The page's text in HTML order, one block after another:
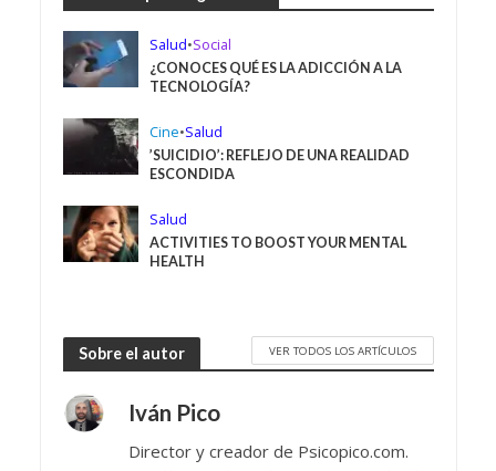
Salud•Social
¿CONOCES QUÉ ES LA ADICCIÓN A LA
TECNOLOGÍA?
Cine•Salud
’SUICIDIO’: REFLEJO DE UNA REALIDAD
ESCONDIDA
Salud
ACTIVITIES TO BOOST YOUR MENTAL
HEALTH
Sobre el autor VER TODOS LOS ARTÍCULOS
Iván Pico
Director y creador de Psicopico.com.